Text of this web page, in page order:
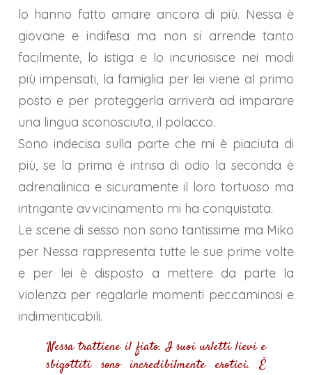
lo hanno fatto amare ancora di più. Nessa è
giovane e indifesa ma non si arrende tanto
facilmente, lo istiga e lo incuriosisce nei modi
più impensati, la famiglia per lei viene al primo
posto e per proteggerla arriverà ad imparare
una lingua sconosciuta, il polacco.
Sono indecisa sulla parte che mi è piaciuta di
più, se la prima è intrisa di odio la seconda è
adrenalinica e sicuramente il loro tortuoso ma
intrigante avvicinamento mi ha conquistata.
Le scene di sesso non sono tantissime ma Miko
per Nessa rappresenta tutte le sue prime volte
e per lei è disposto a mettere da parte la
violenza per regalarle momenti peccaminosi e
indimenticabili.
‘Nessa trattiene il fiato. I suoi urletti lievi e
sbigottiti sono incredibilmente erotici. È